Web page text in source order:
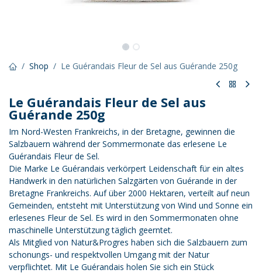
Shop Le Guérandais Fleur de Sel aus Guérande 250g
Le Guérandais Fleur de Sel aus
Guérande 250g
Im Nord-Westen Frankreichs, in der Bretagne, gewinnen die
Salzbauern während der Sommermonate das erlesene Le
Guérandais Fleur de Sel.
Die Marke Le Guérandais verkörpert Leidenschaft für ein altes
Handwerk in den natürlichen Salzgärten von Guérande in der
Bretagne Frankreichs. Auf über 2000 Hektaren, verteilt auf neun
Gemeinden, entsteht mit Unterstützung von Wind und Sonne ein
erlesenes Fleur de Sel. Es wird in den Sommermonaten ohne
maschinelle Unterstützung täglich geerntet.
Als Mitglied von Natur&Progres haben sich die Salzbauern zum
schonungs- und respektvollen Umgang mit der Natur
verpflichtet. Mit Le Guérandais holen Sie sich ein Stück